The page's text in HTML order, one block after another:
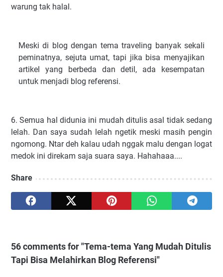
warung tak halal.
Meski di blog dengan tema traveling banyak sekali
peminatnya, sejuta umat, tapi jika bisa menyajikan
artikel yang berbeda dan detil, ada kesempatan
untuk menjadi blog referensi.
6. Semua hal didunia ini mudah ditulis asal tidak sedang
lelah. Dan saya sudah lelah ngetik meski masih pengin
ngomong. Ntar deh kalau udah nggak malu dengan logat
medok ini direkam saja suara saya. Hahahaaa....
Share
56 comments for "Tema-tema Yang Mudah Ditulis
Tapi Bisa Melahirkan Blog Referensi"